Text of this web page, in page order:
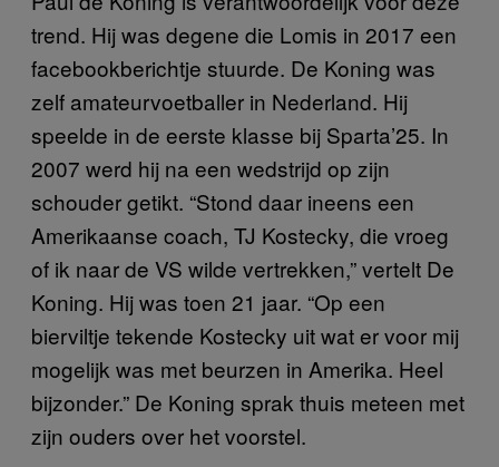
trend. Hij was degene die Lomis in 2017 een
facebookberichtje stuurde. De Koning was
zelf amateurvoetballer in Nederland. Hij
speelde in de eerste klasse bij Sparta’25. In
2007 werd hij na een wedstrijd op zijn
schouder getikt. “Stond daar ineens een
Amerikaanse coach, TJ Kostecky, die vroeg
of ik naar de VS wilde vertrekken,” vertelt De
Koning. Hij was toen 21 jaar. “Op een
bierviltje tekende Kostecky uit wat er voor mij
mogelijk was met beurzen in Amerika. Heel
bijzonder.” De Koning sprak thuis meteen met
zijn ouders over het voorstel.